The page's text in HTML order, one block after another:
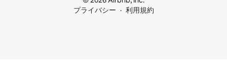
プライバシー
利用規約